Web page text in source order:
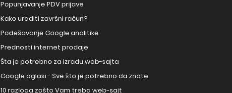
Popunjavanje PDV prijave
Kako uraditi završni račun?
Podešavanje Google analitike
Prednosti internet prodaje
Šta je potrebno za izradu web-sajta
Google oglasi - Sve što je potrebno da znate
10 razloga zašto Vam treba web-sajt